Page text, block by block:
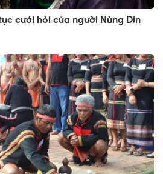
cưới hỏi của người Nùng Dín